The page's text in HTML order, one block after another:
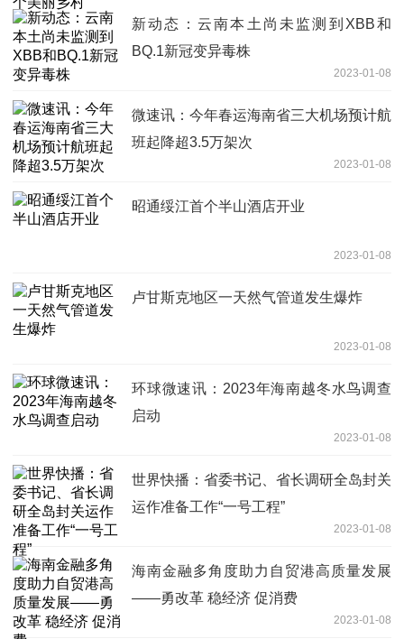
新动态：云南本土尚未监测到XBB和
BQ.1新冠变异毒株
2023-01-08
微速讯：今年春运海南省三大机场预计航
班起降超3.5万架次
2023-01-08
昭通绥江首个半山酒店开业
2023-01-08
卢甘斯克地区一天然气管道发生爆炸
2023-01-08
环球微速讯：2023年海南越冬水鸟调查
启动
2023-01-08
世界快播：省委书记、省长调研全岛封关
运作准备工作“一号工程”
2023-01-08
海南金融多角度助力自贸港高质量发展
——勇改革 稳经济 促消费
2023-01-08